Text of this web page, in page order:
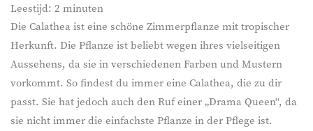
Leestijd: 2 minuten
Die Calathea ist eine schöne Zimmerpflanze mit tropischer
Herkunft. Die Pflanze ist beliebt wegen ihres vielseitigen
Aussehens, da sie in verschiedenen Farben und Mustern
vorkommt. So findest du immer eine Calathea, die zu dir
passt. Sie hat jedoch auch den Ruf einer „Drama Queen“, da
sie nicht immer die einfachste Pflanze in der Pflege ist.